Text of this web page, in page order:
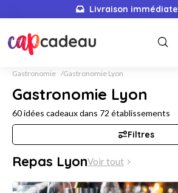
Livraison immédiate
Gastronomie Gastronomie Lyon
Gastronomie Lyon
60idées cadeaux dans 72 établissements
Filtres
Repas LyonVoir tout